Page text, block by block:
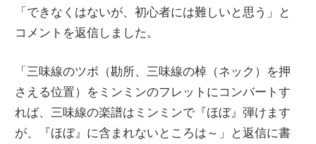
「できなくはないが、初心者には難しいと思う」と
コメントを返信しました。
「三味線のツボ（勘所、三味線の棹（ネック）を押
さえる位置）をミンミンのフレットにコンバートす
れば、三味線の楽譜はミンミンで『ほぼ』弾けます
が、『ほぼ』に含まれないところは～」と返信に書